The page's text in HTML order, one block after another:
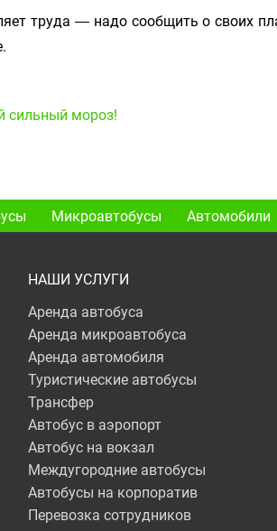
труда ― надо сообщить о своих
сильный мороз!
Микроавтобусы Автомобили
НАШИ УСЛУГИ
Аренда автобуса
Аренда микроавтобуса
Аренда автомобиля
Туристические автобусы
Трансфер
Автобус в аэропорт
Автобус на вокзал
Междугородние автобусы
Автобусы на корпоратив
Перевозка сотрудников